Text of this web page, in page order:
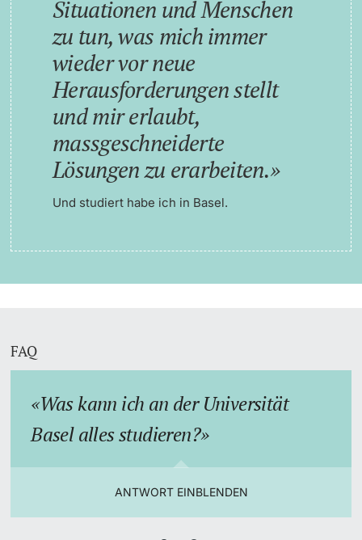
Situationen und Menschen
zu tun, was mich immer
wieder vor neue
Herausforderungen stellt
und mir erlaubt,
massgeschneiderte
Lösungen zu erarbeiten.
Und studiert habe ich in Basel.
FAQ
Was kann ich an der Universität
Basel alles studieren?
ANTWORT EINBLENDEN